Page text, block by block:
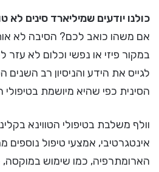
כולנו יודעים שמיליארד סינים לא
אם משהו כואב לכם? הסיבה לא
במקור פיזי או נפשי וכלום לא
לגייס את הידע והניסיון רב השנים
הסינית כפי שהיא מיושמת בטיפולי
וולף משלבת בטיפולי הטווינא
אינטגרטיבי, אמצעי טיפול נוספים
הארומתרפיה, כמו שימוש במוקסה,